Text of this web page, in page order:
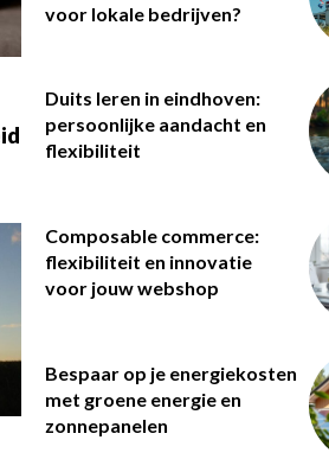
voor lokale bedrijven?
Duits leren in eindhoven:
persoonlijke aandacht en
flexibiliteit
Composable commerce:
flexibiliteit en innovatie
voor jouw webshop
Bespaar op je energiekosten
met groene energie en
zonnepanelen